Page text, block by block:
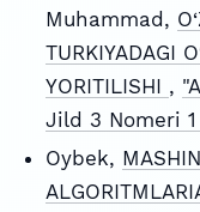
Muhammad,
TURKIYADAGI
YORITILISHI ,
Jild 3 Nomeri 1
Oybek,